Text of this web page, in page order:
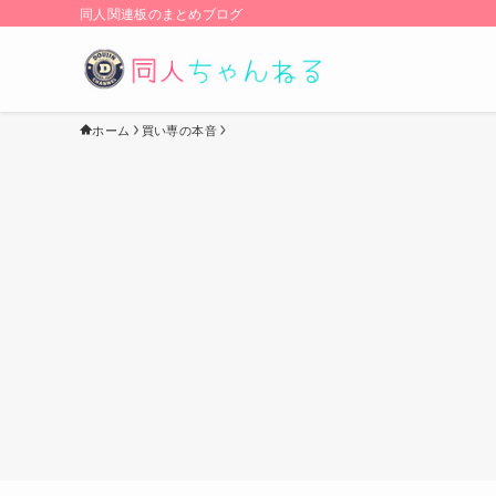
同人関連板のまとめブログ
ホーム 買い専の本音